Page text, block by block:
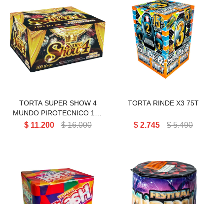
TORTA SUPER SHOW 4
MUNDO PIROTECNICO 100
Tiros
TORTA SUPER SHOW 4
MUNDO PIROTECNICO 100
Tiros
$ 11.200 $ 16.000
TORTA RINDE X3 75T
TORTA RINDE X3 75T
$ 2.745 $ 5.490
TORTA FLASH MUNDO
TORTA CITIES 9 TIROS ZIG